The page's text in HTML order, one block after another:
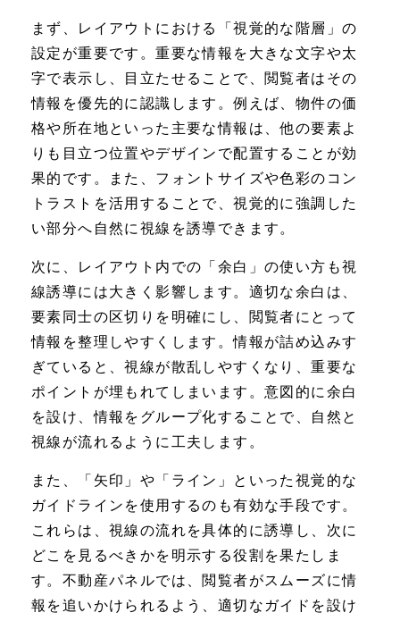
まず、レイアウトにおける「視覚的な階層」の
設定が重要です。重要な情報を大きな文字や太
字で表示し、目立たせることで、閲覧者はその
情報を優先的に認識します。例えば、物件の価
格や所在地といった主要な情報は、他の要素よ
りも目立つ位置やデザインで配置することが効
果的です。また、フォントサイズや色彩のコン
トラストを活用することで、視覚的に強調した
い部分へ自然に視線を誘導できます。
次に、レイアウト内での「余白」の使い方も視
線誘導には大きく影響します。適切な余白は、
要素同士の区切りを明確にし、閲覧者にとって
情報を整理しやすくします。情報が詰め込みす
ぎていると、視線が散乱しやすくなり、重要な
ポイントが埋もれてしまいます。意図的に余白
を設け、情報をグループ化することで、自然と
視線が流れるように工夫します。
また、「矢印」や「ライン」といった視覚的な
ガイドラインを使用するのも有効な手段です。
これらは、視線の流れを具体的に誘導し、次に
どこを見るべきかを明示する役割を果たしま
す。不動産パネルでは、閲覧者がスムーズに情
報を追いかけられるよう、適切なガイドを設け